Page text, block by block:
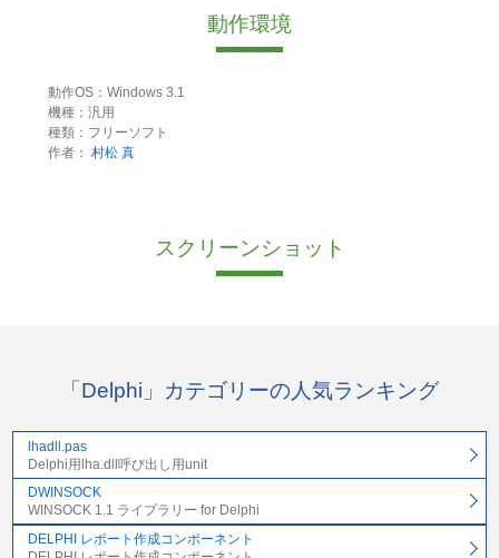
動作環境
動作OS：Windows 3.1
機種：汎用
種類：フリーソフト
作者： 村松 真
スクリーンショット
「Delphi」カテゴリーの人気ランキング
lhadll.pas
Delphi用lha.dll呼び出し用unit
DWINSOCK
WINSOCK 1.1 ライプラリー for Delphi
DELPHI レポート作成コンポーネント